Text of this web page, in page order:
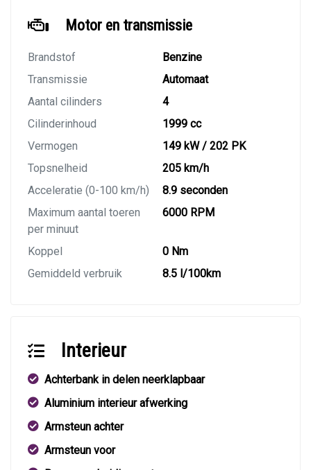
Motor en transmissie
Brandstof
Benzine
Transmissie
Automaat
Aantal cilinders
4
Cilinderinhoud
1999 cc
Vermogen
149 kW / 202 PK
Topsnelheid
205 km/h
Acceleratie (0-100 km/h)
8.9 seconden
Maximum aantal toeren
per minuut
6000 RPM
Koppel
0 Nm
Gemiddeld verbruik
8.5 l/100km
Interieur
Achterbank in delen neerklapbaar
Aluminium interieur afwerking
Armsteun achter
Armsteun voor